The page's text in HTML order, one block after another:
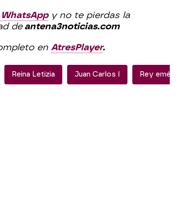
y no te pierdas la
deantena3noticias.com
en AtresPlayer.
Reina Letizia Juan Carlos I Rey emérito